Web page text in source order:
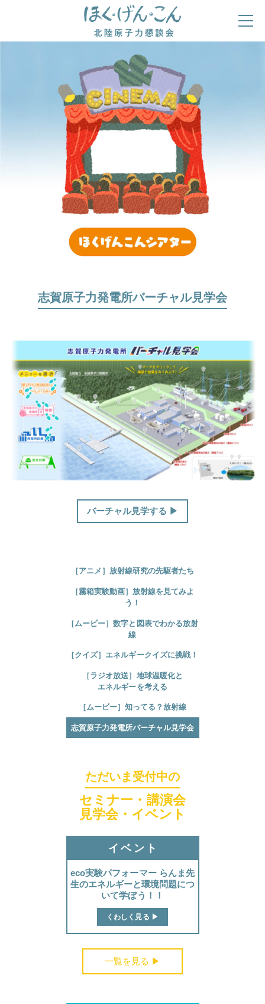
ほくげんこんの自己紹介
ほくげんこんライブラリ
ほくげんこんカフェ
志賀原子力発電所バーチャル見学会
バーチャル見学する ▶︎
［アニメ］放射線研究の先駆者たち
［霧箱実験動画］放射線を見てみよ
う！
［ムービー］数字と図表でわかる放射
線
［クイズ］エネルギークイズに挑戦！
［ラジオ放送］地球温暖化と
エネルギーを考える
［ムービー］知ってる？放射線
志賀原子力発電所バーチャル見学会
ただいま受付中の
セミナー・講演会
見学会・イベント
イベント
eco実験パフォーマー らんま先
生のエネルギーと環境問題につ
いて学ぼう！！
くわしく見る ▶︎
一覧を見る ▶︎